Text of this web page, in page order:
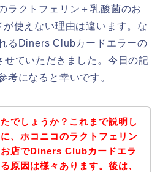
ラクトフェリン＋乳酸菌のお
使えない理由は違います。な
るDiners Clubカードエラーの
せていただきました。今日の記
考になると幸いです。
でしょうか？これまで説明し
、ホコニコのラクトフェリン
お店でDiners Clubカードエラ
原因は様々あります。後は、